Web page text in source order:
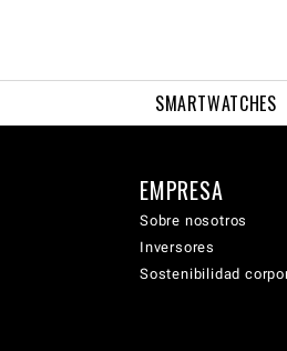
SMARTWATCHES
EMPRESA
Sobre nosotros
Inversores
Sostenibilidad